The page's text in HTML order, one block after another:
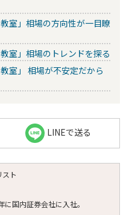
室」相場の方向性が一目瞭
室」相場のトレンドを探る
室」 相場が不安定だから
LINEで送る
ト
国内証券会社に入社。